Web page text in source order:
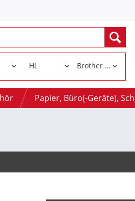
Papier, Büro(-Geräte),